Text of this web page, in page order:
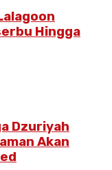
Hingga
Dzuriyah
Akan